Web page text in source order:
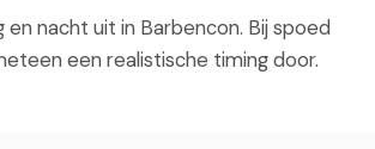
en nacht uit in Barbencon. Bij spoed
een realistische timing door.